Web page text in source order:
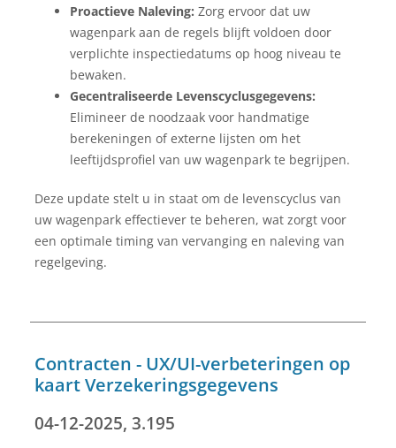
Proactieve Naleving: Zorg ervoor dat uw
wagenpark aan de regels blijft voldoen door
verplichte inspectiedatums op hoog niveau te
bewaken.
Gecentraliseerde Levenscyclusgegevens:
Elimineer de noodzaak voor handmatige
berekeningen of externe lijsten om het
leeftijdsprofiel van uw wagenpark te begrijpen.
Deze update stelt u in staat om de levenscyclus van
uw wagenpark effectiever te beheren, wat zorgt voor
een optimale timing van vervanging en naleving van
regelgeving.
Contracten - UX/UI-verbeteringen op
kaart Verzekeringsgegevens
04-12-2025, 3.195